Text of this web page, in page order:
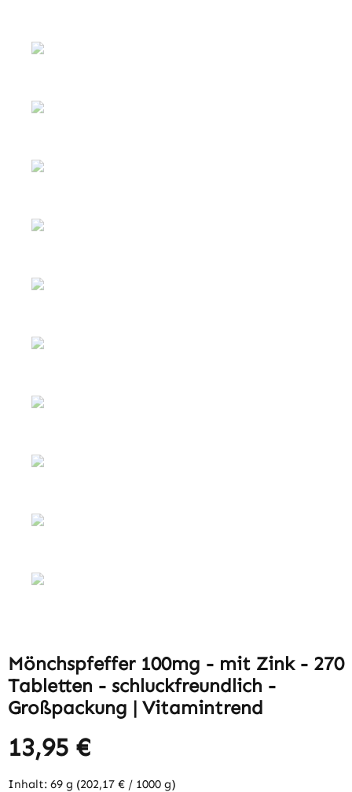
Mönchspfeffer 100mg - mit Zink - 270
Tabletten - schluckfreundlich -
Großpackung | Vitamintrend
13,95 €
Inhalt: 69 g (202,17 € / 1000 g)